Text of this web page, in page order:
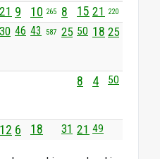
21 9 10 265 8 15 21 220
30 46 43 587 25 50 18 25
8 4 50
12 6 18 31 21 49